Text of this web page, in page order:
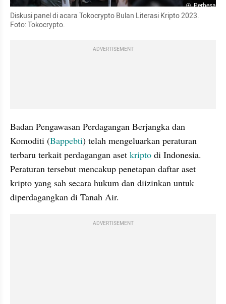
Perbesar
Diskusi panel di acara Tokocrypto Bulan Literasi Kripto 2023.
Foto: Tokocrypto.
ADVERTISEMENT
Badan Pengawasan Perdagangan Berjangka dan
Komoditi (Bappebti) telah mengeluarkan peraturan
terbaru terkait perdagangan aset kripto di Indonesia.
Peraturan tersebut mencakup penetapan daftar aset
kripto yang sah secara hukum dan diizinkan untuk
diperdagangkan di Tanah Air.
ADVERTISEMENT